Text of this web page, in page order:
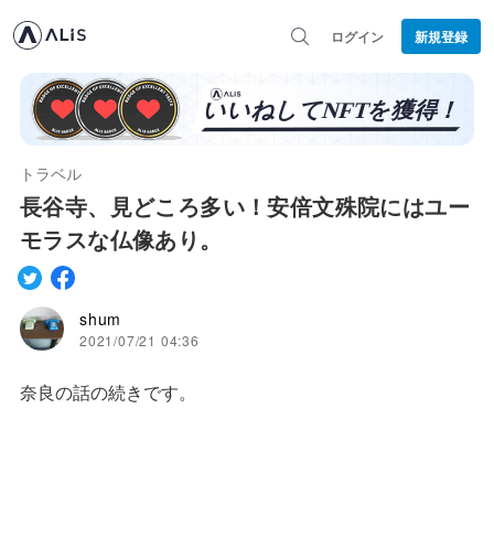
ログイン 新規登録
トラベル
長谷寺、見どころ多い！安倍文殊院にはユー
モラスな仏像あり。
shum
2021/07/21 04:36
奈良の話の続きです。